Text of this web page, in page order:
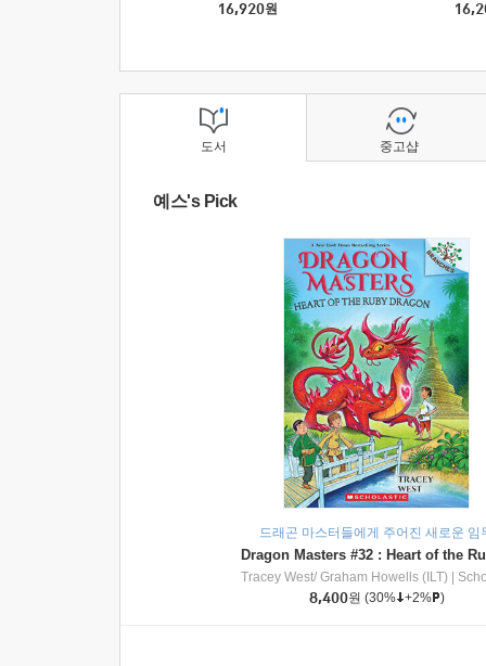
16,920원
도서
예스's Pick
드래곤 마스터들에게 주어진 새로운 임
Tracey West/ Graham Howells (ILT)
8,400원 (30% +2% )
중고샵